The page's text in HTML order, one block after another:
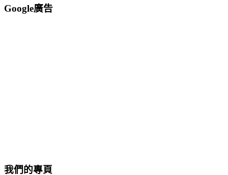
Google廣告
我們的專頁